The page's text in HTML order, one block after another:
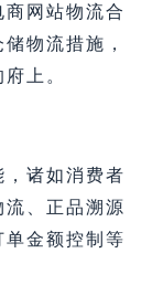
网站物流合
物流措施，
上。
诸如消费者
、正品溯源
金额控制等